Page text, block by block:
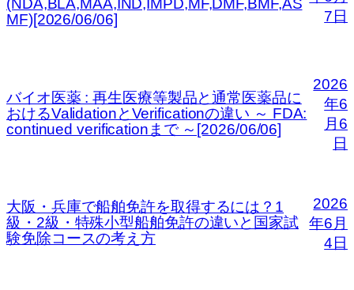
(NDA,BLA,MAA,IND,IMPD,MF,DMF,BMF,AS
MF)[2026/06/06]
7日
バイオ医薬 : 再生医療等製品と通常医薬品に
おけるValidationとVerificationの違い ～ FDA:
continued verificationまで ～[2026/06/06]
2026
年6
月6
日
大阪・兵庫で船舶免許を取得するには？1
級・2級・特殊小型船舶免許の違いと国家試
験免除コースの考え方
2026
年6月
4日